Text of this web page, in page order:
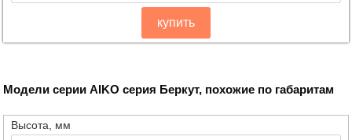
купить
Модели серии AIKO серия Беркут, похожие по габаритам
Высота, мм